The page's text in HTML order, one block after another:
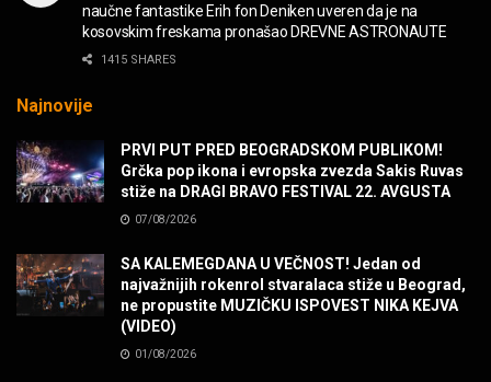
MUZIKA
POVRATAK Iron Maiden The Writing On The Wall
SENIDAHHH!
MUZIKA
naučne fantastike Erih fon Deniken uveren da je na
kosovskim freskama pronašao DREVNE ASTRONAUTE
1415 SHARES
Najnovije
PRVI PUT PRED BEOGRADSKOM PUBLIKOM!
Grčka pop ikona i evropska zvezda Sakis Ruvas
stiže na DRAGI BRAVO FESTIVAL 22. AVGUSTA
07/08/2026
SA KALEMEGDANA U VEČNOST! Jedan od
najvažnijih rokenrol stvaralaca stiže u Beograd,
ne propustite MUZIČKU ISPOVEST NIKA KEJVA
(VIDEO)
01/08/2026